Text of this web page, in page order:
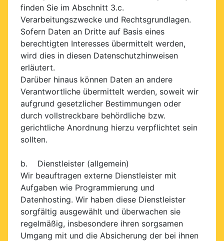
finden Sie im Abschnitt 3.c.
Verarbeitungszwecke und Rechtsgrundlagen.
Sofern Daten an Dritte auf Basis eines
berechtigten Interesses übermittelt werden,
wird dies in diesen Datenschutzhinweisen
erläutert.
Darüber hinaus können Daten an andere
Verantwortliche übermittelt werden, soweit wir
aufgrund gesetzlicher Bestimmungen oder
durch vollstreckbare behördliche bzw.
gerichtliche Anordnung hierzu verpflichtet sein
sollten.
b. Dienstleister (allgemein)
Wir beauftragen externe Dienstleister mit
Aufgaben wie Programmierung und
Datenhosting. Wir haben diese Dienstleister
sorgfältig ausgewählt und überwachen sie
regelmäßig, insbesondere ihren sorgsamen
Umgang mit und die Absicherung der bei ihnen